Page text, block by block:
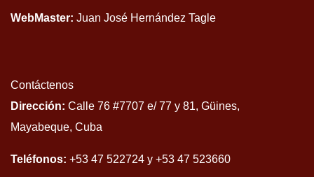
WebMaster: Juan José Hernández Tagle
Contáctenos
Dirección: Calle 76 #7707 e/ 77 y 81, Güines,
Mayabeque, Cuba
Teléfonos: +53 47 522724 y +53 47 523660